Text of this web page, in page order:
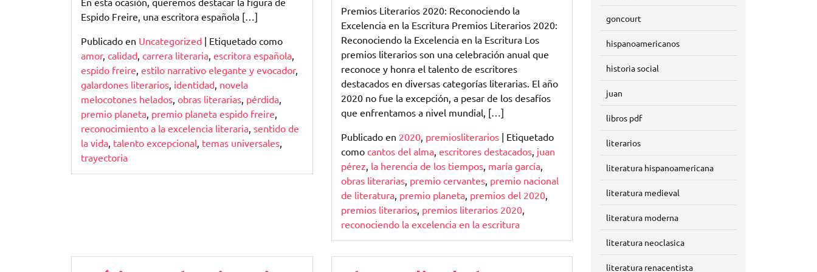
Espido Freire, una escritora española […]
Publicado en Uncategorized | Etiquetado como
amor, calidad, carrera literaria, escritora española,
espido freire, estilo narrativo elegante y evocador,
galardones literarios, identidad, novela
melocotones helados, obras literarias, pérdida,
premio planeta, premio planeta espido freire,
reconocimiento a la excelencia literaria, sentido de
la vida, talento excepcional, temas universales,
trayectoria
Premios Literarios 2020: Reconociendo la
Excelencia en la Escritura Premios Literarios 2020:
Reconociendo la Excelencia en la Escritura Los
premios literarios son una celebración anual que
reconoce y honra el talento de escritores
destacados en diversas categorías literarias. El año
2020 no fue la excepción, a pesar de los desafíos
que enfrentamos a nivel mundial, […]
Publicado en 2020, premiosliterarios| Etiquetado
como cantos del alma, escritores destacados, juan
pérez, la herencia de los tiempos, maría garcía,
obras literarias, premio cervantes, premio nacional
de literatura, premio planeta, premios del 2020,
premios literarios, premios literarios 2020,
reconociendo la excelencia en la escritura
goncourt
hispanoamericanos
historia social
juan
libros pdf
literarios
literatura hispanoamericana
literatura medieval
literatura moderna
literatura neoclasica
literatura renacentista